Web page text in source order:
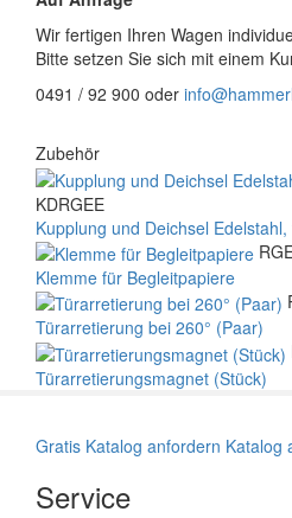
Wir fertigen Ihren Wagen
Bitte setzen Sie sich mit einem
0491 / 92 900 oder
Zubehör
KDRGEE
Kupplung und Deichsel
Klemme für Begleitpapiere
Türarretierung bei 260° (Paar)
Türarretierungsmagnet (Stück)
Gratis Katalog anfordern Katalog
Service